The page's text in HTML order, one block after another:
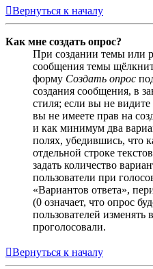
Вернуться к началу
Как мне создать опрос?
При создании темы или
сообщения темы
форму Создать опрос
создания сообщения, в
стиля; если вы не
вы не имеете прав на
и как минимум два
полях, убедившись, что
отдельной строке
задать количество
пользователи при
«Вариантов ответа»,
(0 означает, что опрос
пользователей изменять
проголосовали.
Вернуться к началу